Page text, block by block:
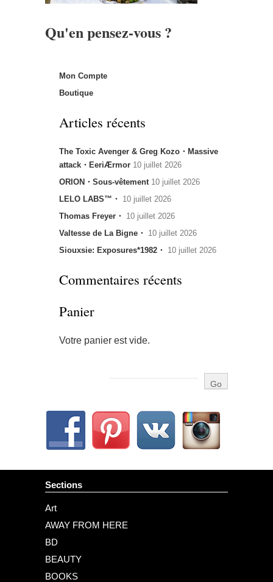
Qu'en pensez-vous ?
Mon Compte
Boutique
Articles récents
The Toxic Avenger & Greg Kozo・Massive
attack・EeriÆrmor 10 juillet 2026
ORION・Sous-vêtement 10 juillet 2026
LELO LABS™・ 10 juillet 2026
Thomas Freyer・ 10 juillet 2026
Valtesse de La Bigne・ 10 juillet 2026
Siouxsie: Exposures*1982・ 10 juillet 2026
Commentaires récents
Panier
Votre panier est vide.
Sections
Art
AWAY FROM HERE
BD
BEAUTY
BOOKS